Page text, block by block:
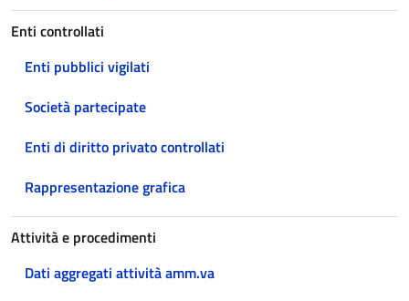
Enti controllati
Enti pubblici vigilati
Società partecipate
Enti di diritto privato controllati
Rappresentazione grafica
Attività e procedimenti
Dati aggregati attività amm.va